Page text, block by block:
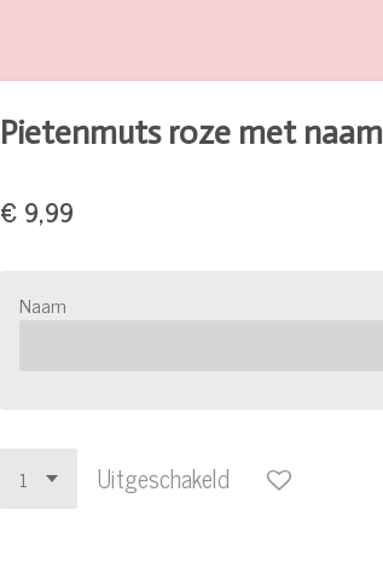
Pietenmuts roze met naam
€ 9,99
Naam
Uitgeschakeld